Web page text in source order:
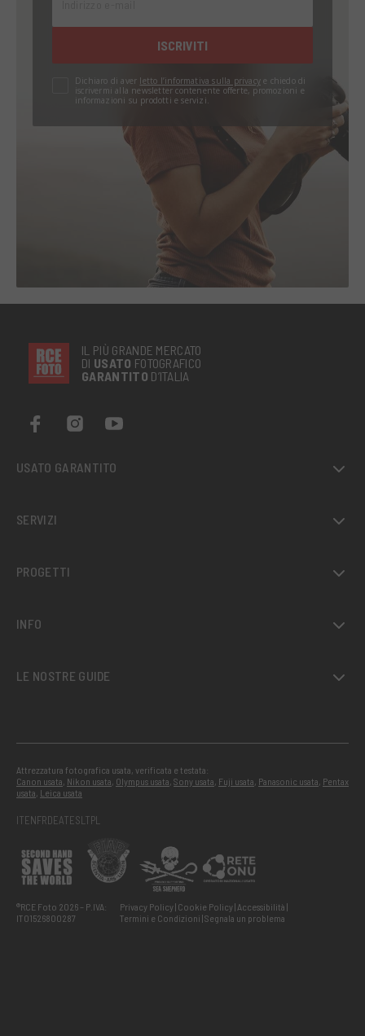
ISCRIVITI
Dichiaro di aver letto l’informativa sulla privacy e chiedo di
iscrivermi alla newsletter contenente offerte, promozioni e
informazioni su prodotti e servizi.
IL PIÙ GRANDE MERCATO
DI USATO FOTOGRAFICO
GARANTITO D’ITALIA
USATO GARANTITO
SERVIZI
PROGETTI
INFO
LE NOSTRE GUIDE
Attrezzatura fotografica usata, verificata e testata:
Canon usata, Nikon usata, Olympus usata, Sony usata, Fuji usata, Panasonic usata, Pentax
usata, Leica usata
ITENFRDEATESLTPL
®RCE Foto 2026 – P.IVA:
IT01526800287
Privacy Policy Cookie Policy Accessibilità
Termini e Condizioni Segnala un problema